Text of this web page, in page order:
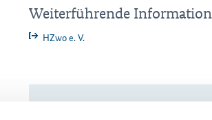
Informationen
Weiterführende
HZwo e. V.